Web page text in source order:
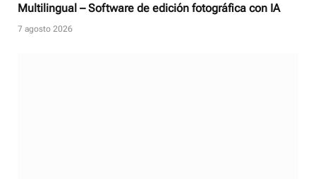
Multilingual – Software de edición fotográfica con IA
7 agosto 2026